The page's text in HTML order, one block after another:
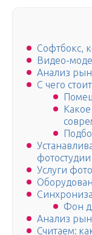
Софтбокс,
Видео-
Анализ
С чего
фотостудии
Услуги
Фон
Анализ
Считаем: